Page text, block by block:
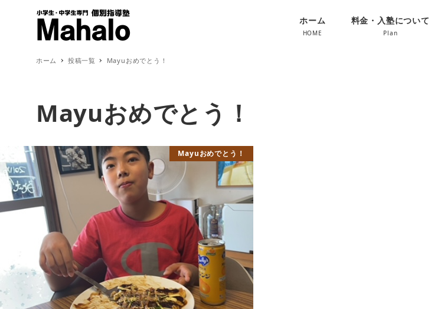
ホーム
HOME
料金・入塾について
Plan
ホーム 投稿一覧 Mayuおめでとう！
Mayuおめでとう！
Mayuおめでとう！